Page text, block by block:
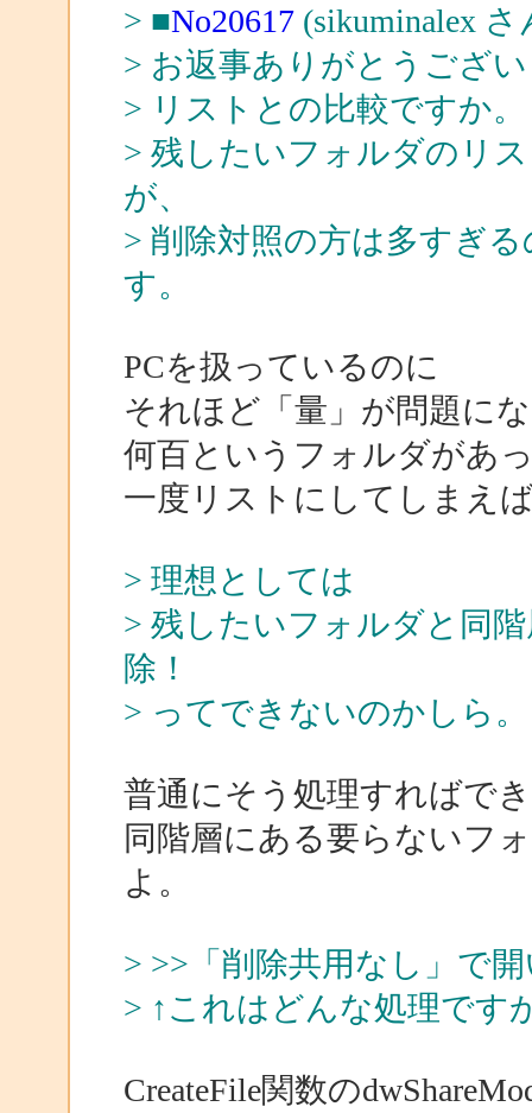
> ■No20617(sikuminalex さ
> お返事ありがとうござ
> リストとの比較ですか。
> 残したいフォルダのリ
が、
> 削除対照の方は多すぎ
す。
PCを扱っているのに
それほど「量」が問題に
何百というフォルダがあ
一度リストにしてしまえ
> 理想としては
> 残したいフォルダと同
除！
> ってできないのかしら。
普通にそう処理すればで
同階層にある要らないフ
よ。
> >>「削除共用なし」で
> ↑これはどんな処理です
CreateFile関数の